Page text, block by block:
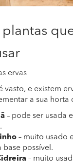
ervas
vasto, e existem
a sua horta
– pode ser usada
– muito usado
base possível.
– muito